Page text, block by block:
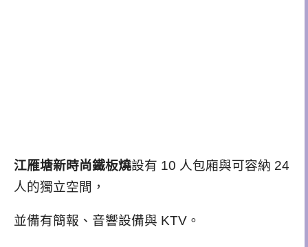
江雁塘新時尚鐵板燒設有 10 人包廂與可容納 24
人的獨立空間，
並備有簡報、音響設備與 KTV。